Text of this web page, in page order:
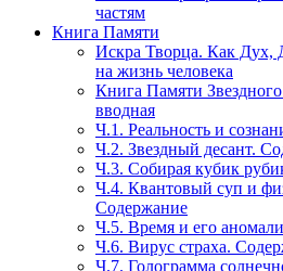
частям
Книга Памяти
Искра Творца. Как Дух,
на жизнь человека
Книга Памяти
вводная
Ч.1. Реальность и
Ч.2. Звездный десант.
Ч.3. Собирая кубик
Ч.4. Квантовый суп и
Содержание
Ч.5. Время и его
Ч.6. Вирус страха.
Ч.7. Голограмма